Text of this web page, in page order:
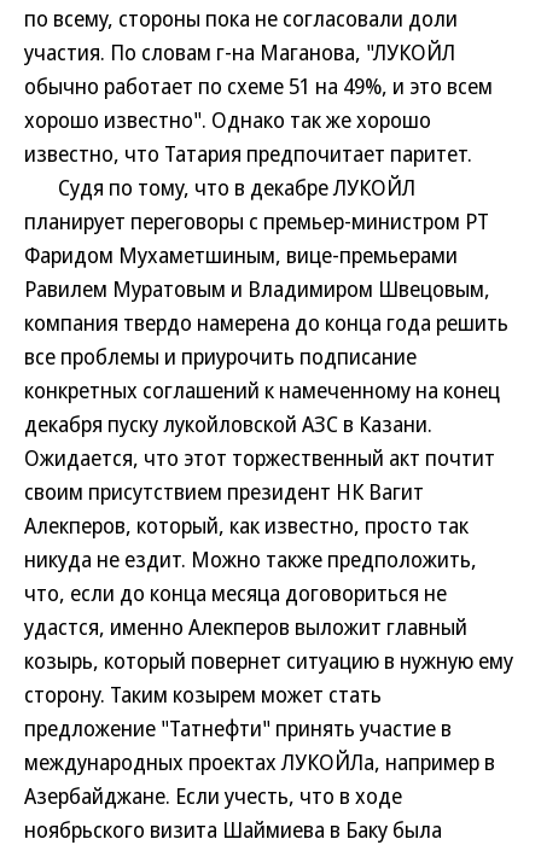
по всему, стороны пока не согласовали доли
участия. По словам г-на Маганова, "ЛУКОЙЛ
обычно работает по схеме 51 на 49%, и это всем
хорошо известно". Однако так же хорошо
известно, что Татария предпочитает паритет.
Судя по тому, что в декабре ЛУКОЙЛ
планирует переговоры с премьер-министром РТ
Фаридом Мухаметшиным, вице-премьерами
Равилем Муратовым и Владимиром Швецовым,
компания твердо намерена до конца года решить
все проблемы и приурочить подписание
конкретных соглашений к намеченному на конец
декабря пуску лукойловской АЗС в Казани.
Ожидается, что этот торжественный акт почтит
своим присутствием президент НК Вагит
Алекперов, который, как известно, просто так
никуда не ездит. Можно также предположить,
что, если до конца месяца договориться не
удастся, именно Алекперов выложит главный
козырь, который повернет ситуацию в нужную ему
сторону. Таким козырем может стать
предложение "Татнефти" принять участие в
международных проектах ЛУКОЙЛа, например в
Азербайджане. Если учесть, что в ходе
ноябрьского визита Шаймиева в Баку была